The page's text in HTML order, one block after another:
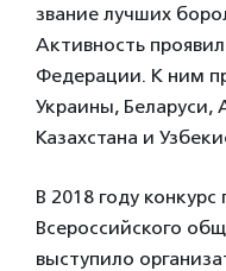
звание лучших
Активность
Федерации. К ним
Украины, Беларуси,
Казахстана и
В 2018 году
Всероссийского
выступило